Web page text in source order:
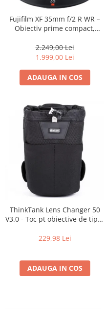
Huse protectie blitz extern
Huse protectie filtre gel
Carduri memorie, Cititoare
Carduri memorie
Cititoare carduri
Grip-uri
Telecomenzi
LCD protectie
Recordere audio digitale
Acumulatori si baterii
Acumulatori Foto
Acumulatori AA/AAA (R6/R3)) si
incarcatoare
Baterii
Tablete grafice
Fujifilm XF 35mm f/2 R WR –
Obiectiv prime compact,
intemperii pentru fotografie
de zi cu zi
2.249,00 Lei
1.999,00 Lei
ADAUGA IN COS
ThinkTank Lens Changer 50
V3.0 - Toc pt obiective de tipul
229,98 Lei
ADAUGA IN COS